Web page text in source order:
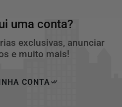
uma conta?
exclusivas, anunciar
e muito mais!
CONTA